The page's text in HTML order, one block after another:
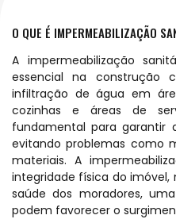
O QUE É IMPERMEABILIZAÇÃO
A impermeabilização
essencial na construção
infiltração de água em
cozinhas e áreas de
fundamental para garantir
evitando problemas como
materiais. A
integridade física do
saúde dos moradores,
podem favorecer o